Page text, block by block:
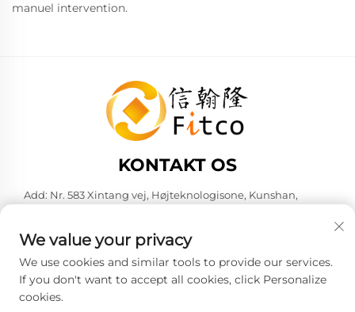
manuel intervention.
KONTAKT OS
Add: Nr. 583 Xintang vej, Højteknologisone, Kunshan,
Tel:+86-137 6186 0079
E-mail: [email protected]
We value your privacy
We use cookies and similar tools to provide our services.
If you don't want to accept all cookies, click Personalize
cookies.